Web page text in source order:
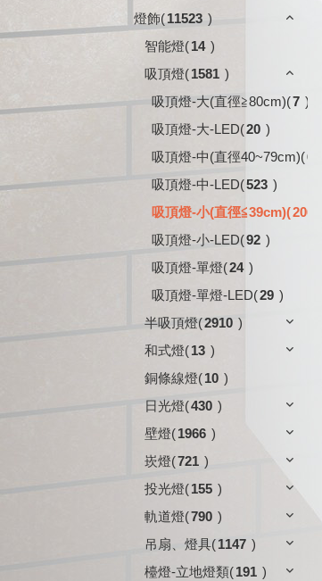
燈飾(11523 )
智能燈(14 )
吸頂燈(1581 )
吸頂燈-大(直徑≧80cm)(7 )
吸頂燈-大-LED(20 )
吸頂燈-中(直徑40~79cm)(678
吸頂燈-中-LED(523 )
吸頂燈-小(直徑≦39cm)(206
吸頂燈-小-LED(92 )
吸頂燈-單燈(24 )
吸頂燈-單燈-LED(29 )
半吸頂燈(2910 )
和式燈(13 )
銅條線燈(10 )
日光燈(430 )
壁燈(1966 )
崁燈(721 )
投光燈(155 )
軌道燈(790 )
吊扇、燈具(1147 )
檯燈-立地燈類(191 )